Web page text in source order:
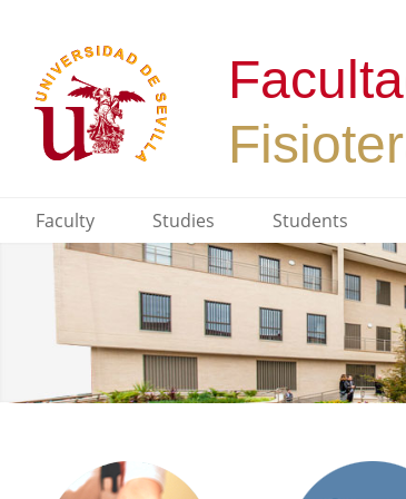
Faculty Studies Students